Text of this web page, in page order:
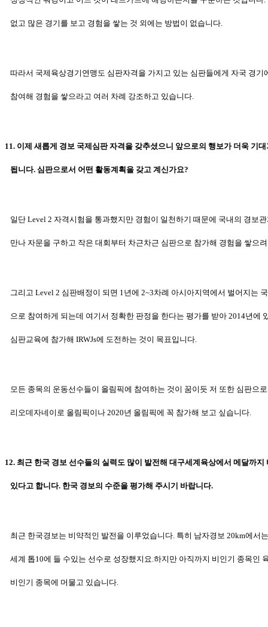
없고 많은 경기를 보고 경험을 쌓는 것 외에는 방법이 없습니다.
따라서 국제육상경기연맹도 심판자격을 가지고 있는 심판들에게 자국 경기
참여해 경험을 쌓으라고 여러 차례 강조하고 있습니다.
11. 이제 새롭게 경보 국제심판 자격을 갖추셨으니 앞으로의 행보가 더욱 기대
됩니다. 심판으로서 어떤 활동계획을 갖고 계신가요?
일단 Level 2 자격시험을 통과했지만 경험이 일천하기 때문에 국내의 경보
만나 자문을 구하고 작은 대회부터 차근차근 심판으로 참가해 경험을 쌓으
그리고 Level 2 심판배정이 되면 1년에 2~3차례 아시아지역에서 벌어지는
으로 참여하게 되는데 여기서 정확한 판정을 한다는 평가를 받아 2014년에
심판교육에 참가해 IRWJs에 도전하는 것이 목표입니다.
모든 종목의 운동선수들이 올림픽에 참여하는 것이 꿈이듯 저 또한 심판으
리오데자네이로 올림픽이나 2020년 올림픽에 꼭 참가해 보고 싶습니다.
12. 최근 한국 경보 선수들의 실력도 많이 발전해 대구세계육상에서 메달까지
있다고 합니다. 한국 경보의 수준을 평가해 주시기 바랍니다.
최근 한국경보는 비약적인 발전을 이루었습니다. 특히 남자경보 20km에서
세계 톱10에 들 수있는 선수로 성장했지요.하지만 아직까지 비인기 종목인
비인기 종목에 머물고 있습니다.